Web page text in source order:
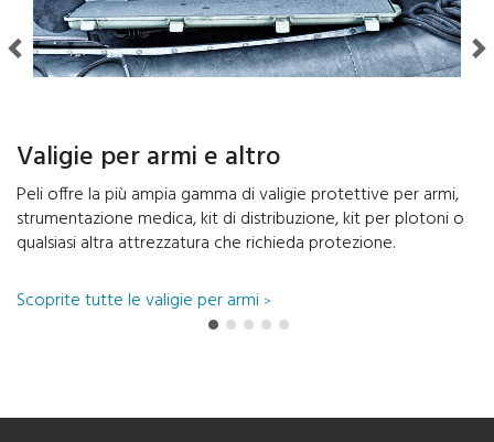
Valigie per armi e altro
Peli offre la più ampia gamma di valigie protettive per armi,
strumentazione medica, kit di distribuzione, kit per plotoni o
qualsiasi altra attrezzatura che richieda protezione.
Scoprite tutte le valigie per armi >